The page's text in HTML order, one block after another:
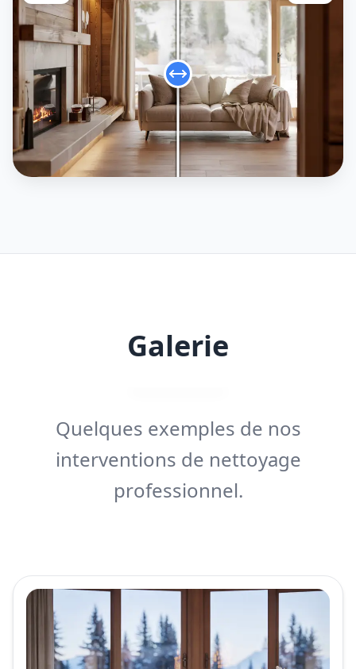
Galerie
Quelques exemples de nos
interventions de nettoyage
professionnel.